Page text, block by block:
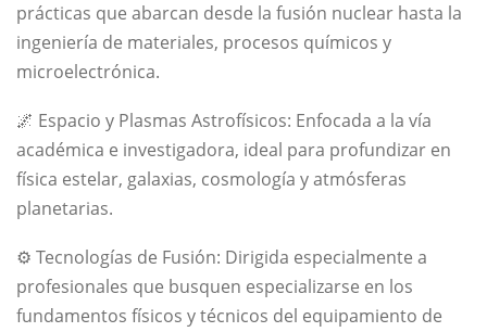
prácticas que abarcan desde la fusión nuclear hasta la
ingeniería de materiales, procesos químicos y
microelectrónica.
🌌 Espacio y Plasmas Astrofísicos: Enfocada a la vía
académica e investigadora, ideal para profundizar en
física estelar, galaxias, cosmología y atmósferas
planetarias.
⚙️ Tecnologías de Fusión: Dirigida especialmente a
profesionales que busquen especializarse en los
fundamentos físicos y técnicos del equipamiento de